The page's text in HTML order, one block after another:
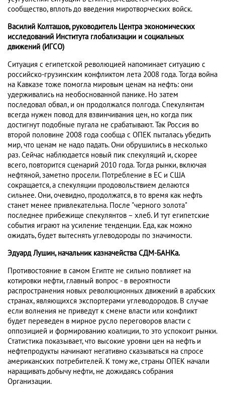
сообщество, вплоть до введения миротворческих войск.
Василий Колташов, руководитель Центра экономических
исследований Института глобализации и социальных
движений (ИГСО)
Ситуация с египетской революцией напоминает ситуацию с
российско-грузинским конфликтом лета 2008 года. Тогда война
на Кавказе тоже помогла мировым ценам на нефть: они
удерживались на необоснованной панике. Но затем
последовал обвал, и он продолжался полгода. Спекулянтам
всегда нужен повод для взвинчивания цен, но когда пик
достигнут подобные пугала не срабатывают. Так Россия во
второй половине 2008 года сообща с ОПЕК пыталась убедить
мир, что ценам не надо падать. Они обрушились в несколько
раз. Сейчас наблюдается новый пик спекуляций и, скорее
всего, повторится сценарий 2010 года. Тогда рынки, включая
нефтяной, заметно просели. Потребление в ЕС и США
сокращается, а спекуляции продовольствием делаются
сильнее. Они, очевидно, продолжатся, в то время как нефть
станет менее привлекательна. После "черного золота"
последнее прибежище спекулянтов – хлеб. И тут египетские
события играют на усиление тенденции. Еда, как можно
ожидать, будет вытеснять углеводороды по значимости.
Эдуард Лушин, начальник казначейства СДМ-БАНКа.
Противостояние в самом Египте не сильно повлияет на
котировки нефти, главный вопрос - в вероятности
распространения новых революционных движений в арабских
странах, являющихся экспортерами углеводородов. В случае
если волнения не приведут к смене власти или конфликт
будет переведен в мирное русло переговоров власти с
оппозицией и формированию коалиции, то это успокоит рынки.
Статистика показывает, что высокие уровни цен на нефть и
нефтепродукты начинают негативно сказываться на спросе
американских потребителей. К тому же, страны ОПЕК начали
наращивать добычу нефти, не дожидаясь собрания
Организации.